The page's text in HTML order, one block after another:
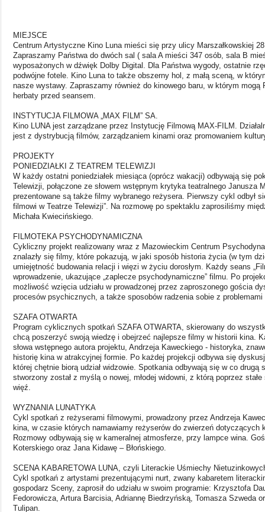
MIEJSCE
Centrum Artystyczne Kino Luna mieści się przy ulicy Marszałkowskiej
Zapraszamy Państwa do dwóch sal ( sala A mieści 347 osób, sala B
wyposażonych w dźwięk Dolby Digital. Dla Państwa wygody, ostatnie
podwójne fotele. Kino Luna to także obszerny hol, z małą sceną, w
nasze wystawy. Zapraszamy również do kinowego baru, w którym mogą
herbaty przed seansem.
INSTYTUCJA FILMOWA „MAX FILM” SA.
Kino LUNA jest zarządzane przez Instytucję Filmową MAX-FILM.
jest z dystrybucją filmów, zarządzaniem kinami oraz promowaniem
PROJEKTY
PONIEDZIAŁKI Z TEATREM TELEWIZJI
W każdy ostatni poniedziałek miesiąca (oprócz wakacji) odbywają się
Telewizji, połączone ze słowem wstępnym krytyka teatralnego Janusza
prezentowane są także filmy wybranego reżysera. Pierwszy cykl odbył
filmowi w Teatrze Telewizji”. Na rozmowę po spektaklu zaprosiliśmy
Michała Kwiecińskiego.
FILMOTEKA PSYCHODYNAMICZNA
Cykliczny projekt realizowany wraz z Mazowieckim Centrum
znalazły się filmy, które pokazują, w jaki sposób historia życia (w tym
umiejętność budowania relacji i więzi w życiu dorosłym. Każdy seans
wprowadzenie, ukazujące „zaplecze psychodynamiczne” filmu. Po
możliwość wzięcia udziału w prowadzonej przez zaproszonego gościa
procesów psychicznych, a także sposobów radzenia sobie z problemami
SZAFA OTWARTA
Program cyklicznych spotkań SZAFA OTWARTA, skierowany do
chcą poszerzyć swoją wiedzę i obejrzeć najlepsze filmy w historii kina.
słowa wstępnego autora projektu, Andrzeja Kaweckiego - historyka,
historię kina w atrakcyjnej formie. Po każdej projekcji odbywa się
której chętnie biorą udział widzowie. Spotkania odbywają się w co drugą
stworzony został z myślą o nowej, młodej widowni, z którą poprzez
więź.
WYZNANIA LUNATYKA
Cykl spotkań z reżyserami filmowymi, prowadzony przez Andrzeja
kina, w czasie których namawiamy reżyserów do zwierzeń dotyczących
Rozmowy odbywają się w kameralnej atmosferze, przy lampce wina.
Koterskiego oraz Jana Kidawę – Błońskiego.
SCENA KABARETOWA LUNA, czyli Literackie Uśmiechy
Cykl spotkań z artystami prezentującymi nurt, zwany kabaretem
gospodarz Sceny, zaprosił do udziału w swoim programie: Krzysztofa
Fedorowicza, Artura Barcisia, Adriannę Biedrzyńską, Tomasza Szweda
Tulipan.